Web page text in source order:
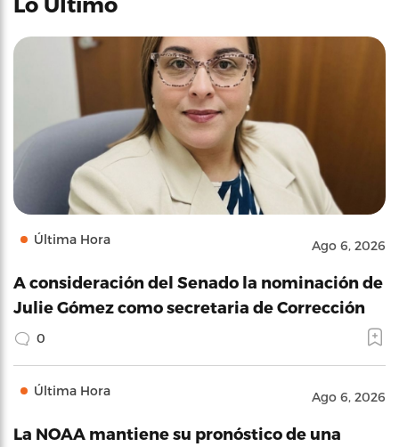
Última Hora Ago 6, 2026
A consideración del Senado la nominación de
Julie Gómez como secretaria de Corrección
0
Última Hora Ago 6, 2026
La NOAA mantiene su pronóstico de una